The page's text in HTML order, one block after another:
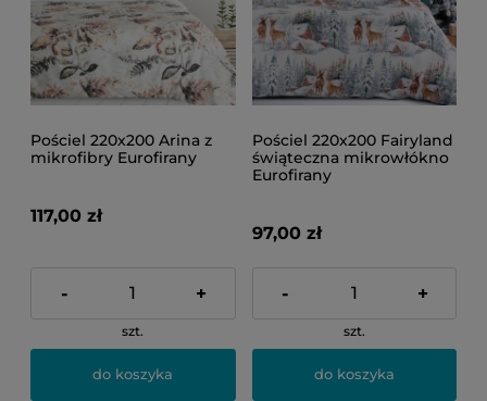
Pościel 220x200 Arina z
mikrofibry Eurofirany
117,00 zł
- +
szt.
do koszyka
Pościel 220x200 Fairyland
świąteczna mikrowłókno
Eurofirany
97,00 zł
- +
szt.
do koszyka